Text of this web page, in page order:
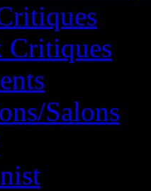
Critiques
Salons